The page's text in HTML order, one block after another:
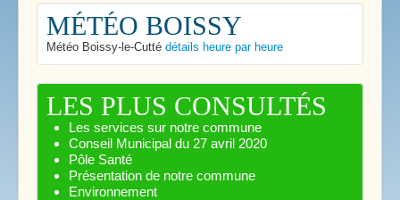
MÉTÉO BOISSY
Météo Boissy-le-Cutté détails heure par heure
LES PLUS CONSULTÉS
Les services sur notre commune
Conseil Municipal du 27 avril 2020
Pôle Santé
Présentation de notre commune
Environnement